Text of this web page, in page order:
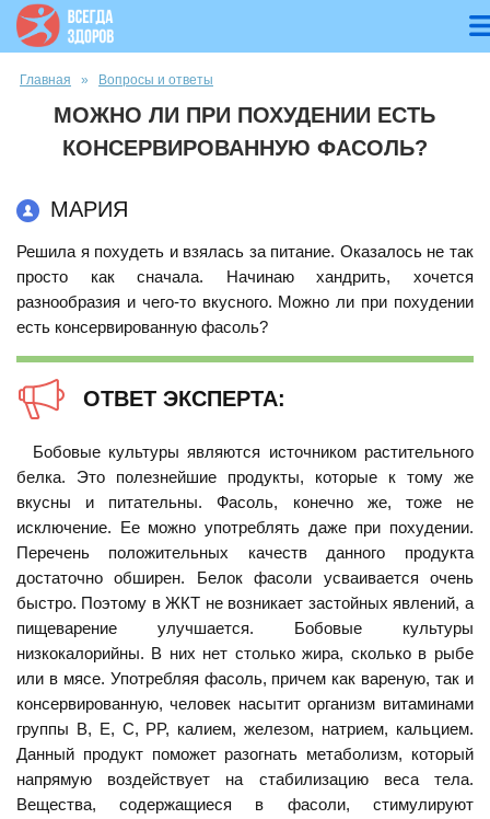
Вы здесь
Главная » Вопросы и ответы
МОЖНО ЛИ ПРИ ПОХУДЕНИИ ЕСТЬ
КОНСЕРВИРОВАННУЮ ФАСОЛЬ?
МАРИЯ
Решила я похудеть и взялась за питание. Оказалось не так
просто как сначала. Начинаю хандрить, хочется
разнообразия и чего-то вкусного. Можно ли при похудении
есть консервированную фасоль?
ОТВЕТ ЭКСПЕРТА:
Бобовые культуры являются источником растительного
белка. Это полезнейшие продукты, которые к тому же
вкусны и питательны. Фасоль, конечно же, тоже не
исключение. Ее можно употреблять даже при похудении.
Перечень положительных качеств данного продукта
достаточно обширен. Белок фасоли усваивается очень
быстро. Поэтому в ЖКТ не возникает застойных явлений, а
пищеварение улучшается. Бобовые культуры
низкокалорийны. В них нет столько жира, сколько в рыбе
или в мясе. Употребляя фасоль, причем как вареную, так и
консервированную, человек насытит организм витаминами
группы B, E, C, PP, калием, железом, натрием, кальцием.
Данный продукт поможет разогнать метаболизм, который
напрямую воздействует на стабилизацию веса тела.
Вещества, содержащиеся в фасоли, стимулируют